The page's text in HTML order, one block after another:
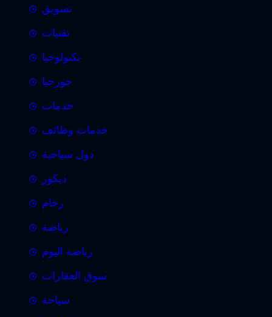
تسويق
تقنيات
تكنولوجيا
جورجيا
خدمات
خدمات وظائف
دول سياحية
ديكور
رخام
رياضة
رياضه اليوم
سوق العقارات
سياحة